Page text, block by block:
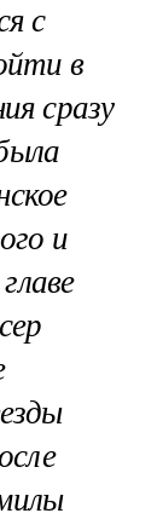
с
в
сразу
и